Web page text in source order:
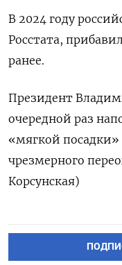
В 2024 году
Росстата,
ранее.
Президент
очередной раз
«мягкой посадки»
чрезмерного
Корсунская)